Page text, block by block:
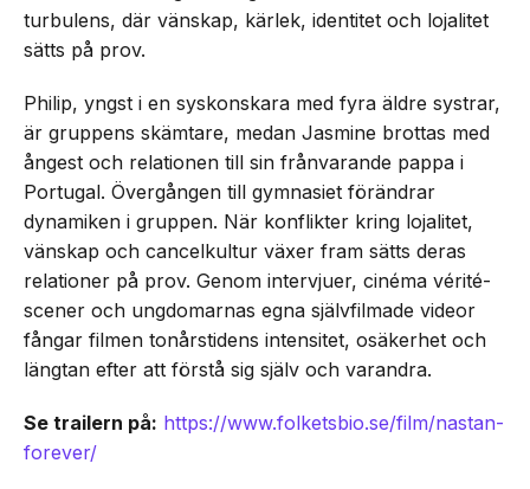
turbulens, där vänskap, kärlek, identitet och lojalitet
sätts på prov.
Philip, yngst i en syskonskara med fyra äldre systrar,
är gruppens skämtare, medan Jasmine brottas med
ångest och relationen till sin frånvarande pappa i
Portugal. Övergången till gymnasiet förändrar
dynamiken i gruppen. När konflikter kring lojalitet,
vänskap och cancelkultur växer fram sätts deras
relationer på prov. Genom intervjuer, cinéma vérité-
scener och ungdomarnas egna självfilmade videor
fångar filmen tonårstidens intensitet, osäkerhet och
längtan efter att förstå sig själv och varandra.
Se trailern på: https://www.folketsbio.se/film/nastan-
forever/